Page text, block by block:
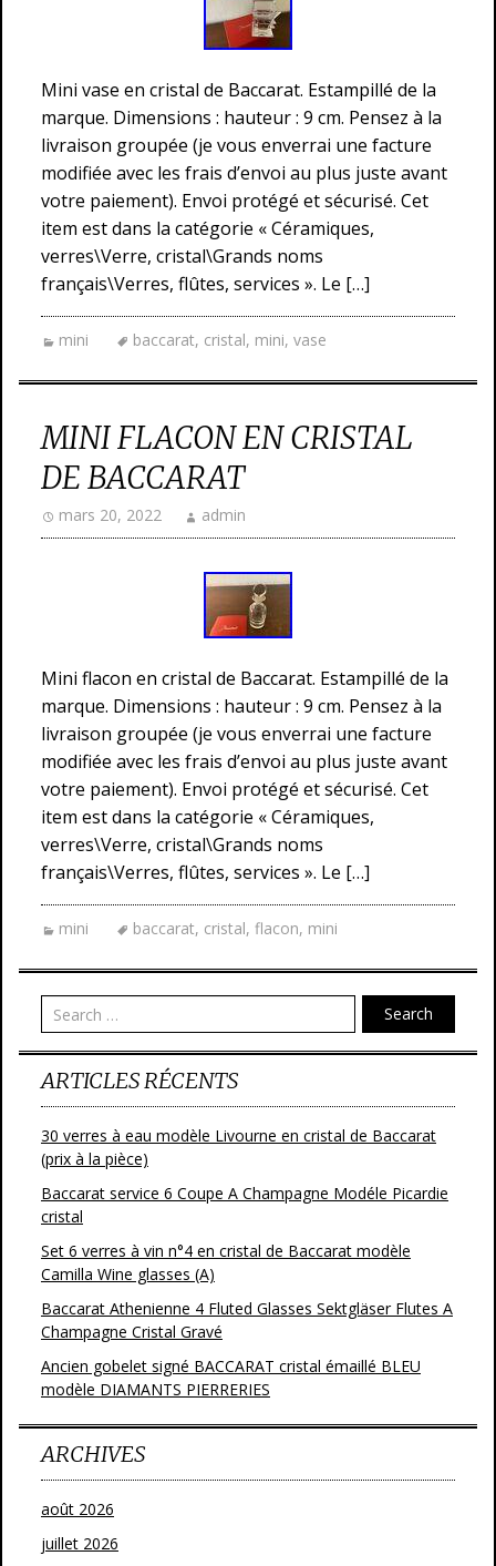
Mini vase en cristal de Baccarat. Estampillé de la
marque. Dimensions : hauteur : 9 cm. Pensez à la
livraison groupée (je vous enverrai une facture
modifiée avec les frais d’envoi au plus juste avant
votre paiement). Envoi protégé et sécurisé. Cet
item est dans la catégorie « Céramiques,
verres\Verre, cristal\Grands noms
français\Verres, flûtes, services ». Le […]
mini baccarat, cristal, mini, vase
MINI FLACON EN CRISTAL
DE BACCARAT
mars 20, 2022 admin
Mini flacon en cristal de Baccarat. Estampillé de la
marque. Dimensions : hauteur : 9 cm. Pensez à la
livraison groupée (je vous enverrai une facture
modifiée avec les frais d’envoi au plus juste avant
votre paiement). Envoi protégé et sécurisé. Cet
item est dans la catégorie « Céramiques,
verres\Verre, cristal\Grands noms
français\Verres, flûtes, services ». Le […]
mini baccarat, cristal, flacon, mini
Search
ARTICLES RÉCENTS
30 verres à eau modèle Livourne en cristal de Baccarat
(prix à la pièce)
Baccarat service 6 Coupe A Champagne Modéle Picardie
cristal
Set 6 verres à vin n°4 en cristal de Baccarat modèle
Camilla Wine glasses (A)
Baccarat Athenienne 4 Fluted Glasses Sektgläser Flutes A
Champagne Cristal Gravé
Ancien gobelet signé BACCARAT cristal émaillé BLEU
modèle DIAMANTS PIERRERIES
ARCHIVES
août 2026
juillet 2026